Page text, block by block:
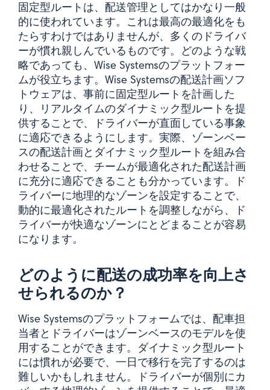
固定型ルートは、配送管理としてはかなり一般
的に使われています。これは最高の最適化をも
たらすわけではありませんが、多くのドライバ
ーが慣れ親しんでいるものです。どのような戦
略であっても、Wise Systemsのプラットフォー
ムが役立ちます。Wise Systemsの配送計画ソフ
トウェアは、事前に固定型ルートを計画した
り、リアルタイムのダイナミック型ルートを提
供することで、ドライバーが直面している事象
に適応できるようにします。実際、ゾーンベー
スの配送計画とダイナミック型ルートを組み合
わせることで、チームが最適化された配送計画
に充分に適応できることも分かっています。ド
ライバーに地理的なゾーンを設定することで、
動的に最適化されたルートを調整しながら、ド
ライバーが快適なゾーンにとどまることが容易
になります。
どのように配送の成功率を向上さ
せられるのか？
Wise Systemsのプラットフォームでは、配車担
当者とドライバーはゾーンベースのモデルを使
用することができます。ダイナミック型ルート
には慣れが必要で、一日で移行を完了するのは
難しいかもしれません。ドライバーが個別にカ